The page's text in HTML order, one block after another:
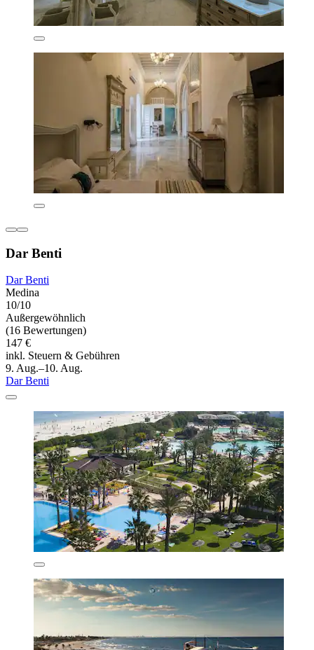
Dar Benti
Dar Benti
Medina
10/10
Außergewöhnlich
(16 Bewertungen)
147 €
inkl. Steuern & Gebühren
9. Aug.–10. Aug.
Dar Benti